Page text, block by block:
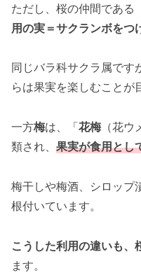
ただし、桜の仲間である
用の実＝サクランボをつ
同じバラ科サクラ属です
らは果実を楽しむことが
一方梅は、「花梅 （花
類され、 果実が食用とし
梅干しや梅酒、シロップ
根付いています。
こうした利用の違いも、
ます。